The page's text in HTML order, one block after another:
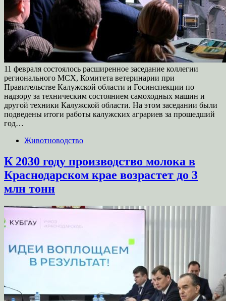
11 февраля состоялось расширенное заседание коллегии
регионального МСХ, Комитета ветеринарии при
Правительстве Калужской области и Госинспекции по
надзору за техническим состоянием самоходных машин и
другой техники Калужской области. На этом заседании были
подведены итоги работы калужских аграриев за прошедший
год…
Животноводство
К 2030 году производство молока в
Краснодарском крае возрастет до 3
млн тонн